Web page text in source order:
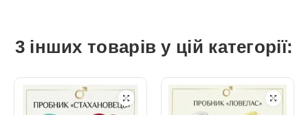
3 інших товарів у цій категорії: